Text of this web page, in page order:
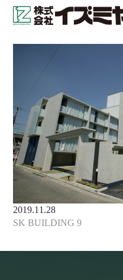
2019.11.28
SK BUILDING 9